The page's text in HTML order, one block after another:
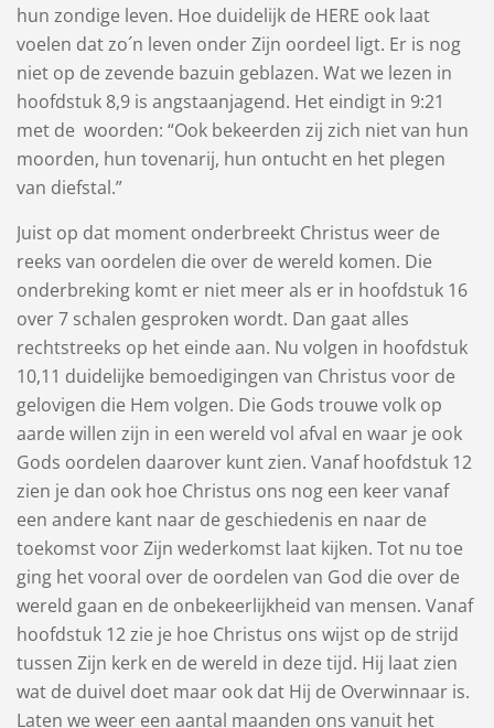
hun zondige leven. Hoe duidelijk de HERE ook laat
voelen dat zo´n leven onder Zijn oordeel ligt. Er is nog
niet op de zevende bazuin geblazen. Wat we lezen in
hoofdstuk 8,9 is angstaanjagend. Het eindigt in 9:21
met de woorden: “Ook bekeerden zij zich niet van hun
moorden, hun ​tovenarij, hun ontucht en het plegen
van ​diefstal.”
Juist op dat moment onderbreekt Christus weer de
reeks van oordelen die over de wereld komen. Die
onderbreking komt er niet meer als er in hoofdstuk 16
over 7 schalen gesproken wordt. Dan gaat alles
rechtstreeks op het einde aan. Nu volgen in hoofdstuk
10,11 duidelijke bemoedigingen van Christus voor de
gelovigen die Hem volgen. Die Gods trouwe volk op
aarde willen zijn in een wereld vol afval en waar je ook
Gods oordelen daarover kunt zien. Vanaf hoofdstuk 12
zien je dan ook hoe Christus ons nog een keer vanaf
een andere kant naar de geschiedenis en naar de
toekomst voor Zijn wederkomst laat kijken. Tot nu toe
ging het vooral over de oordelen van God die over de
wereld gaan en de onbekeerlijkheid van mensen. Vanaf
hoofdstuk 12 zie je hoe Christus ons wijst op de strijd
tussen Zijn kerk en de wereld in deze tijd. Hij laat zien
wat de duivel doet maar ook dat Hij de Overwinnaar is.
Laten we weer een aantal maanden ons vanuit het